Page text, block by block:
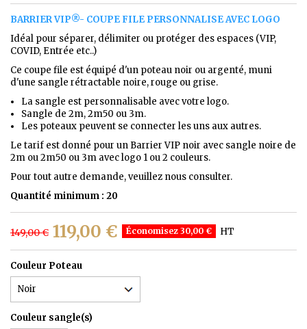
BARRIER VIP®- COUPE FILE PERSONNALISE AVEC LOGO
Idéal pour séparer, délimiter ou protéger des espaces (VIP,
COVID, Entrée etc..)
Ce coupe file est équipé d'un poteau noir ou argenté, muni
d'une sangle rétractable noire, rouge ou grise.
La sangle est personnalisable avec votre logo.
Sangle de 2m, 2m50 ou 3m.
Les poteaux peuvent se connecter les uns aux autres.
Le tarif est donné pour un Barrier VIP noir avec sangle noire de
2m ou 2m50 ou 3m avec logo 1 ou 2 couleurs.
Pour tout autre demande, veuillez nous consulter.
Quantité minimum : 20
149,00 € 119,00 € Économisez 30,00 € HT
Couleur Poteau
Couleur sangle(s)